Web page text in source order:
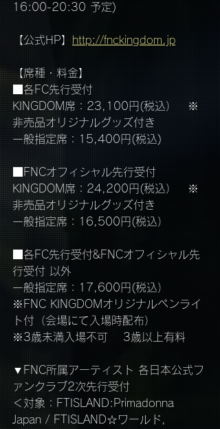
16:00-20:30 予定)
【公式HP】 http://fnckingdom.jp
【席種・料金】
■各FC先行受付
KINGDOM席：23,100円(税込）　※
非売品オリジナルグッズ付き
一般指定席：15,400円(税込)
■FNCオフィシャル先行受付
KINGDOM席：24,200円(税込）　※
非売品オリジナルグッズ付き
一般指定席：16,500円(税込）
■各FC先行受付&FNCオフィシャル先
行受付 以外
一般指定席：17,600円(税込）
※FNC KINGDOMオリジナルペンライ
ト付（会場にて入場時配布）
※3歳未満入場不可　 3歳以上有料
▼FNC所属アーティスト 各日本公式フ
ァンクラブ2次先行受付
＜対象：FTISLAND:Primadonna
Japan / FTISLAND☆ワールド,